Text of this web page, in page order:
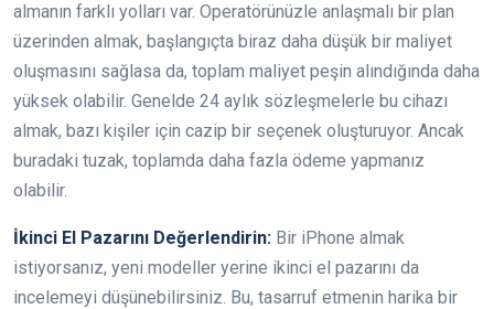
almanın farklı yolları var. Operatörünüzle anlaşmalı bir plan
üzerinden almak, başlangıçta biraz daha düşük bir maliyet
oluşmasını sağlasa da, toplam maliyet peşin alındığında daha
yüksek olabilir. Genelde 24 aylık sözleşmelerle bu cihazı
almak, bazı kişiler için cazip bir seçenek oluşturuyor. Ancak
buradaki tuzak, toplamda daha fazla ödeme yapmanız
olabilir.
İkinci El Pazarını Değerlendirin: Bir iPhone almak
istiyorsanız, yeni modeller yerine ikinci el pazarını da
incelemeyi düşünebilirsiniz. Bu, tasarruf etmenin harika bir